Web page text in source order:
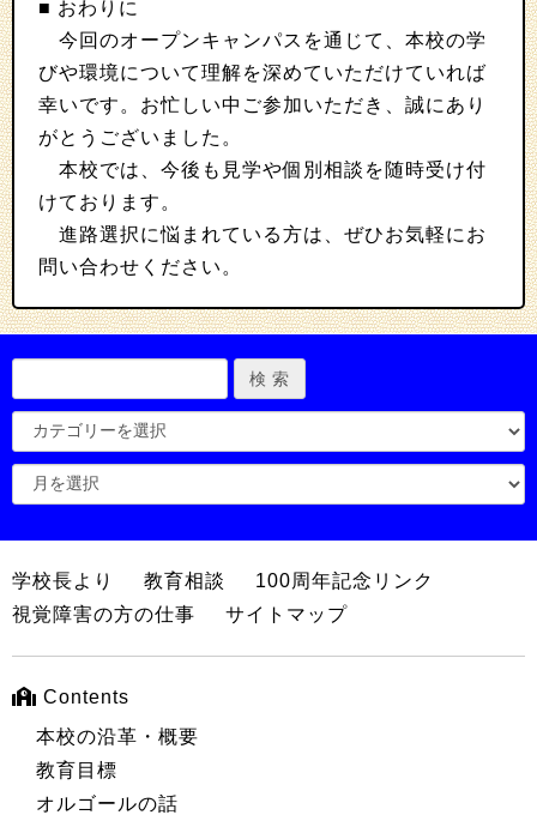
■ おわりに
今回のオープンキャンパスを通じて、本校の学
びや環境について理解を深めていただけていれば
幸いです。お忙しい中ご参加いただき、誠にあり
がとうございました。
本校では、今後も見学や個別相談を随時受け付
けております。
進路選択に悩まれている方は、ぜひお気軽にお
問い合わせください。
学校長より 教育相談
100周年記念リンク
視覚障害の方の仕事
サイトマップ
Contents
本校の沿革・概要
教育目標
オルゴールの話